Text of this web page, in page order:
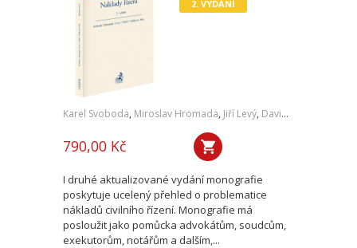
2. VYDÁNÍ
Karel Svoboda, Miroslav Hromada, Jiří Levý, David Vláčil
790,00 Kč
I druhé aktualizované vydání monografie
poskytuje ucelený přehled o problematice
nákladů civilního řízení. Monografie má
posloužit jako pomůcka advokátům, soudcům,
exekutorům, notářům a dalším,...